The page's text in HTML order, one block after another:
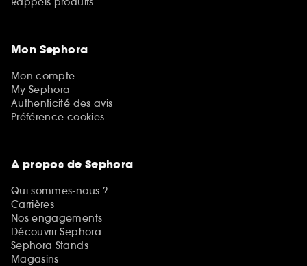
Mon Sephora
Mon compte
My Sephora
Authenticité des avis
Préférence cookies
A propos de Sephora
Qui sommes-nous ?
Carrières
Nos engagements
Découvrir Sephora
Sephora Stands
Magasins